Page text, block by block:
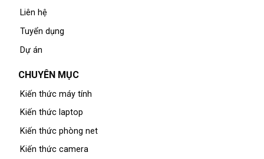
Liên hệ
Tuyển dụng
Dự án
CHUYÊN MỤC
Kiến thức máy tính
Kiến thức laptop
Kiến thức phòng net
Kiến thức camera